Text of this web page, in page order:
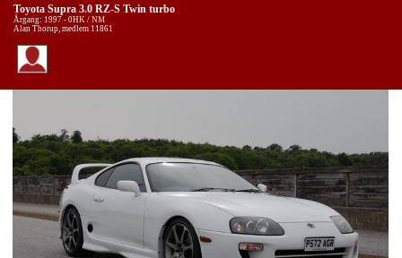
Toyota Supra 3.0 RZ-S Twin turbo
Årgang: 1997 - 0HK / NM
Alan Thorup, medlem 11861